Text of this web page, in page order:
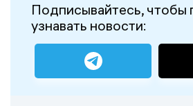
Подписывайтесь, чтобы
узнавать новости: